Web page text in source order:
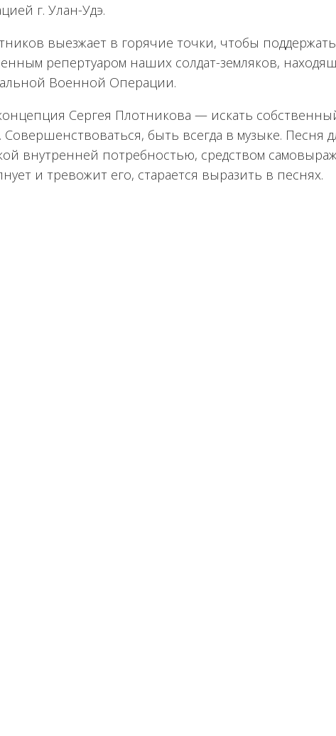
г. Улан-Удэ.
выезжает в горячие точки, чтобы поддержать
репертуаром наших солдат-земляков,
Военной Операции.
Сергея Плотникова — искать
Совершенствоваться, быть всегда в музыке. Песня
внутренней потребностью, средством
и тревожит его, старается выразить в песнях.